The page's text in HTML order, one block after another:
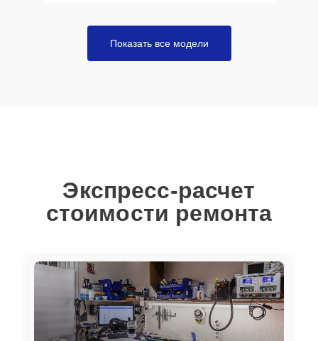
Показать все модели
Экспресс-расчет
стоимости ремонта